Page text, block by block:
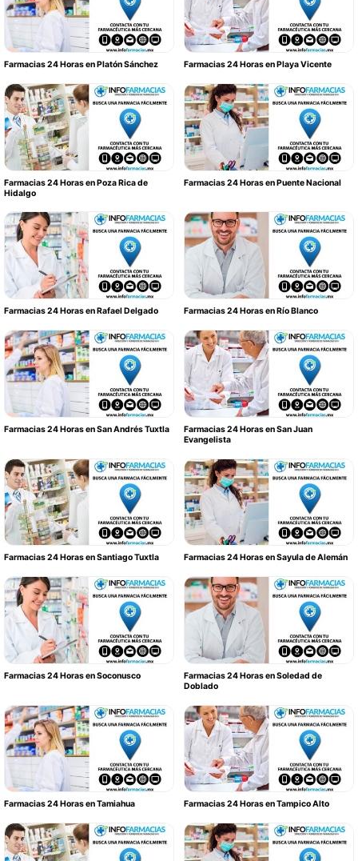
Farmacias 24 Horas en Platón Sánchez Farmacias 24 Horas en Playa Vicente
Farmacias 24 Horas en Poza Rica de
Hidalgo
Farmacias 24 Horas en Puente Nacional
Farmacias 24 Horas en Rafael Delgado Farmacias 24 Horas en Río Blanco
Farmacias 24 Horas en San Andrés Tuxtla
Farmacias 24 Horas en San Juan
Evangelista
Farmacias 24 Horas en Santiago Tuxtla Farmacias 24 Horas en Sayula de Alemán
Farmacias 24 Horas en Soconusco
Farmacias 24 Horas en Soledad de
Doblado
Farmacias 24 Horas en Tamiahua Farmacias 24 Horas en Tampico Alto